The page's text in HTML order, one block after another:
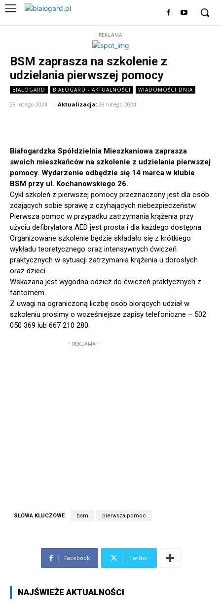
- REKLAMA -
BSM zaprasza na szkolenie z
udzielania pierwszej pomocy
BIAŁOGARD BIAŁOGARD - AKTUALNOŚCI WIADOMOŚCI DNIA
28 lutego 2024 Aktualizacja: 28 lutego 2024
Białogardzka Spółdzielnia Mieszkaniowa zaprasza
swoich mieszkańców na szkolenie z udzielania pierwszej
pomocy. Wydarzenie odbędzie się 14 marca w klubie
BSM przy ul. Kochanowskiego 26.
Cykl szkoleń z pierwszej pomocy przeznaczony jest dla osób
zdających sobie sprawę z czyhających niebezpieczeństw.
Pierwsza pomoc w przypadku zatrzymania krążenia przy
użyciu defibrylatora AED jest prosta i dla każdego dostępna.
Organizowane szkolenie będzie składało się z krótkiego
wykładu teoretycznego oraz intensywnych ćwiczeń
praktycznych w sytuacji zatrzymania krążenia u dorosłych
oraz dzieci.
Wskazana jest wygodna odzież do ćwiczeń praktycznych z
fantomem.
Z uwagi na ograniczoną liczbę osób biorących udział w
szkoleniu prosimy o wcześniejsze zapisy telefoniczne – 502
050 369 lub 667 210 280.
- REKLAMA -
SŁOWA KLUCZOWE bsm pierwsza pomoc
Facebook Twitter
NAJŚWIEŻE AKTUALNOŚCI